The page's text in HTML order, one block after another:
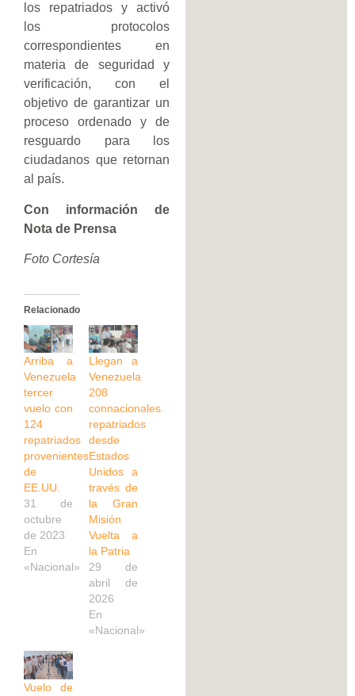
los repatriados y activó
los protocolos
correspondientes en
materia de seguridad y
verificación, con el
objetivo de garantizar un
proceso ordenado y de
resguardo para los
ciudadanos que retornan
al país.
Con información de
Nota de Prensa
Foto Cortesía
Relacionado
Arriba a
Venezuela
tercer
vuelo con
124
repatriados
provenientes
de
EE.UU.
31 de
octubre
de 2023
En
«Nacional»
Llegan a
Venezuela
208
connacionales
repatriados
desde
Estados
Unidos a
través de
la Gran
Misión
Vuelta a
la Patria
29 de
abril de
2026
En
«Nacional»
Vuelo de